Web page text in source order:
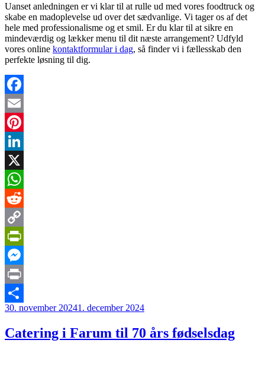
Uanset anledningen er vi klar til at rulle ud med vores foodtruck og
skabe en madoplevelse ud over det sædvanlige. Vi tager os af det
hele med professionalisme og et smil. Er du klar til at sikre en
mindeværdig og lækker menu til dit næste arrangement? Udfyld
vores online kontaktformular i dag, så finder vi i fællesskab den
perfekte løsning til dig.
Facebook
Email
Pinterest
LinkedIn
X
WhatsApp
Reddit
Copy
Link
PrintFriendly
Messenger
Print
Share
Udgivet
30. november 20241. december 2024
Catering i Farum til 70 års fødselsdag